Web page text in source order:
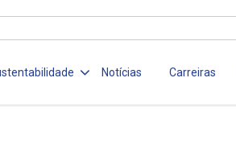
Notícias Carreiras